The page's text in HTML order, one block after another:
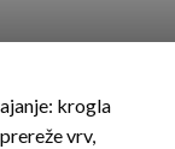
krogla
vrv,